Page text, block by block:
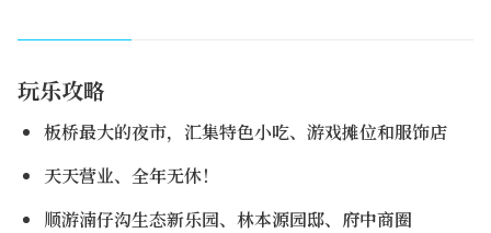
玩乐攻略
板桥最大的夜市，汇集特色小吃、游戏摊位和服饰店
天天营业、全年无休！
顺游湳仔沟生态新乐园、林本源园邸、府中商圈